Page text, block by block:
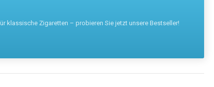
klassische Zigaretten – probieren Sie jetzt unsere Bestseller!